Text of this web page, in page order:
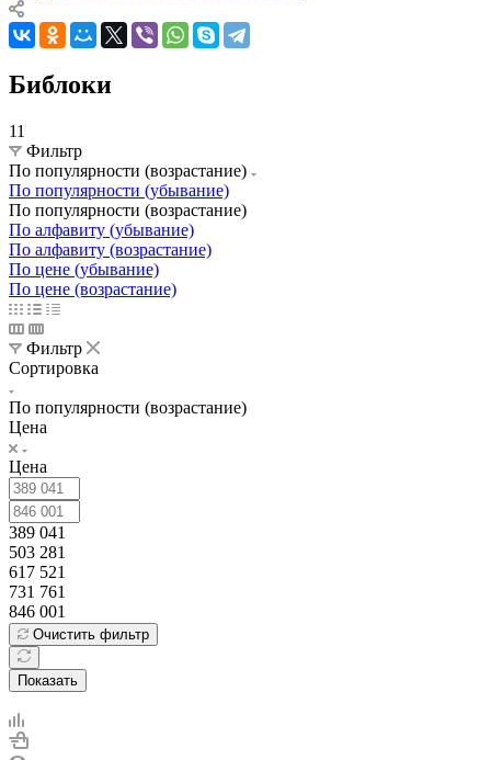
Библоки
11
Фильтр
По популярности (возрастание)
По популярности (убывание)
По популярности (возрастание)
По алфавиту (убывание)
По алфавиту (возрастание)
По цене (убывание)
По цене (возрастание)
Фильтр
Сортировка
По популярности (возрастание)
Цена
Цена
389 041
503 281
617 521
731 761
846 001
Очистить фильтр
Показать